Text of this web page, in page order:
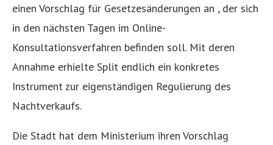
einen Vorschlag für Gesetzesänderungen an , der sich
in den nächsten Tagen im Online-
Konsultationsverfahren befinden soll. Mit deren
Annahme erhielte Split endlich ein konkretes
Instrument zur eigenständigen Regulierung des
Nachtverkaufs.
Die Stadt hat dem Ministerium ihren Vorschlag